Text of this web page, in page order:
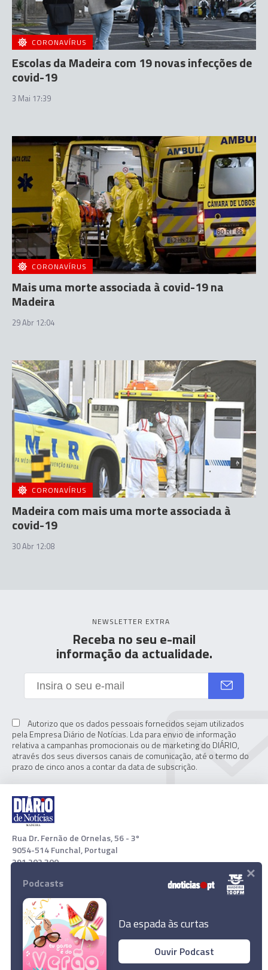
CORONAVÍRUS
Escolas da Madeira com 19 novas infecções de
covid-19
3 Mai 17:39
CORONAVÍRUS
Mais uma morte associada à covid-19 na
Madeira
29 Abr 12:04
CORONAVÍRUS
Madeira com mais uma morte associada à
covid-19
30 Abr 12:08
NEWSLETTER EXTRA
Receba no seu e-mail
informação da actualidade.
Autorizo que os dados pessoais fornecidos sejam utilizados
pela Empresa Diário de Notícias. Lda para envio de informação
relativa a campanhas promocionais ou de marketing do DIÁRIO,
através dos seus diversos canais de comunicação, até o termo do
prazo de cinco anos a contar da data de subscrição.
Rua Dr. Fernão de Ornelas, 56 - 3º
9054-514 Funchal, Portugal
291 202 300
Download App
Podcasts
Da espada às curtas
Ouvir Podcast
×